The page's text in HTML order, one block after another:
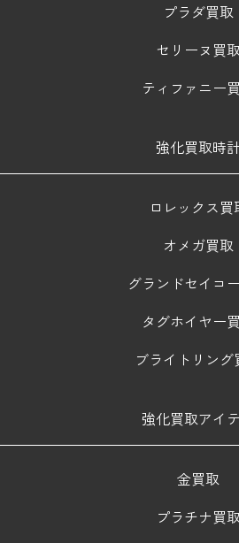
プラダ買取
セリーヌ買
ティファニー
強化買取時
ロレックス買
オメガ買取
グランドセイコ
タグホイヤー
ブライトリング
強化買取アイ
金買取
プラチナ買